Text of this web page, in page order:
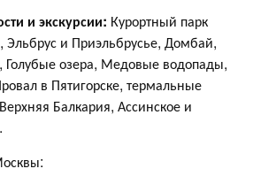
и экскурсии: Курортный парк
Эльбрус и Приэльбрусье, Домбай,
Голубые озера, Медовые водопады,
в Пятигорске, термальные
Балкария, Ассинское и
.